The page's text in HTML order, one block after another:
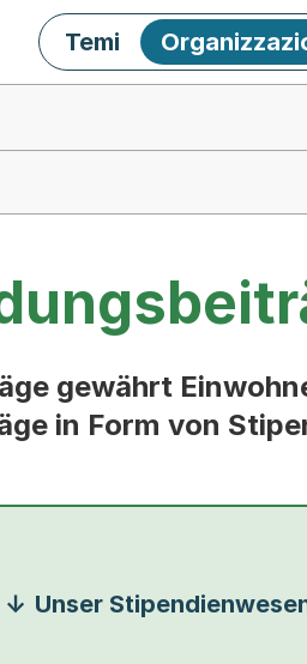
Temi
gewährt
in Form von
Unser